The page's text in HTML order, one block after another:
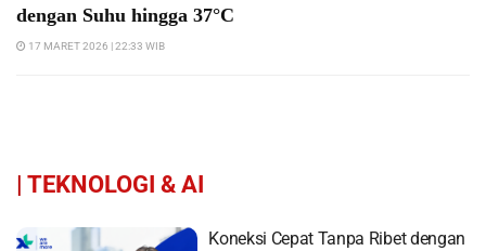
dengan Suhu hingga 37°C
17 MARET 2026 | 22:33 WIB
| TEKNOLOGI & AI
Koneksi Cepat Tanpa Ribet dengan